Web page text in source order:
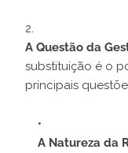
A Questão da
substituição é o
principais
A Natureza da